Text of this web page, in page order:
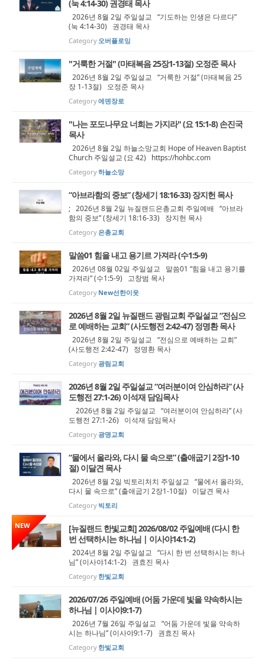
(눅 4:14-30) 권경태 목사
2026년 8월 2일 주일설교 “기도하는 인생은 다르다”
(눅 4:14-30) 권경태 목사
Category오버플로잉
"거룩한 거절" (마태복음 25장1-13절) 오정준 목사
2026년 8월 2일 주일설교 “거룩한 거절” (마태복음 25
장 1-13절) 오정준 목사
Category에덴장로
"나는 포도나무요 너희는 가지라" (요 15:1-8) 손진국
목사
2026년 8월 2일 하늘소망교회 Hope of Heaven Baptist
Church 주일설교 (요 42) https://hohbc.com
Category하늘소망
“아브라함의 중보” (창세기 18:16-33) 장지헌 목사
; 2026년 8월 2일 뉴질랜드은총교회 주일예배 “아브라
함의 중보” (창세기 18:16-33) 장지헌 목사
Category은총교회
말씀01 힘을 내고 용기르 가져라 (수1:5-9)
2026년 08월 02일 주일설교 말씀01 “힘을 내고 용기를
가져라” (수1:5-9) 고창범 목사
Category New선한이웃
2026년 8월 2일 뉴질랜드 광림교회 주일설교 “전심으
로 예배하는 교회” (사도행전 2:42-47) 정명환 목사
2026년 8월 2일 주일설교 “전심으로 예배하는 교회”
(사도행전 2:42-47) 정명환 목사
Category광림교회
2026년 8월 2일 주일설교 “여러분이여 안심하라” (사
도행전 27:1-26) 이석재 담임목사
2026년 8월 2일 주일설교 “여러분이여 안심하라” (사
도행전 27:1-26) 이석재 담임목사
Category광명교회
“물에서 올라와, 다시 물 속으로” (출애굽기 2장1-10
절) 이달견 목사
2026년 8월 2일 빅토리처치 주일설교 “물에서 올라와,
다시 물 속으로” (출애굽기 2장1-10절) 이달견 목사
Category 빅토리
NEW
[뉴질랜드 한빛교회] 2026/08/02 주일예배 (다시 한
번 선택하시는 하나님 | 이사야14:1-2)
2024년 8월 2일 주일설교 “다시 한 번 선택하시는 하나
님” (이사야14:1-2) 권효진 목사
Category 한빛교회
2026/07/26 주일예배 (어둠 가운데 빛을 약속하시는
하나님 | 이사야9:1-7)
2026년 7월 26일 주일설교 “어둠 가운데 빛을 약속하
시는 하나님” (이사야9:1-7) 권효진 목사
Category 한빛교회